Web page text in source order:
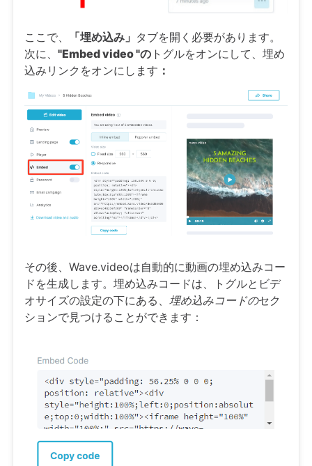
ここで、 「埋め込み」 タブを開く必要があります。
次に、 "Embed video "の トグルをオンにして、埋め
込みリンクをオンにします ：
その後、Wave.videoは自動的に動画の埋め込みコー
ドを生成します。埋め込みコードは、トグルとビデ
オサイズの設定の下にある、 埋め込みコードのセク
ションで見つけることができます：